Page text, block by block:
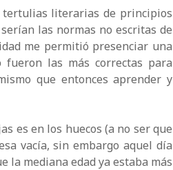
tertulias literarias de principios
las normas no escritas de
me permitió presenciar una
las más correctas para
que entonces aprender y
es en los huecos (a no ser que
vacía, sin embargo aquel día
la mediana edad ya estaba más